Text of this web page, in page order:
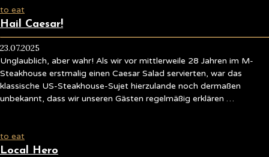
to eat
Hail Caesar!
23.07.2025
Unglaublich, aber wahr! Als wir vor mittlerweile 28 Jahren im M-
Steakhouse erstmalig einen Caesar Salad servierten, war das
klassische US-Steakhouse-Sujet hierzulande noch dermaßen
unbekannt, dass wir unseren Gästen regelmäßig erklären …
to eat
Local Hero